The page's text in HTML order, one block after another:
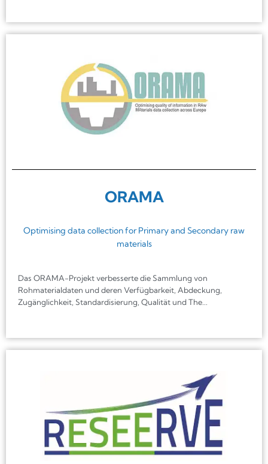
ORAMA
Optimising data collection for Primary and Secondary raw
materials
Das ORAMA-Projekt verbesserte die Sammlung von
Rohmaterialdaten und deren Verfügbarkeit, Abdeckung,
Zugänglichkeit, Standardisierung, Qualität und The...